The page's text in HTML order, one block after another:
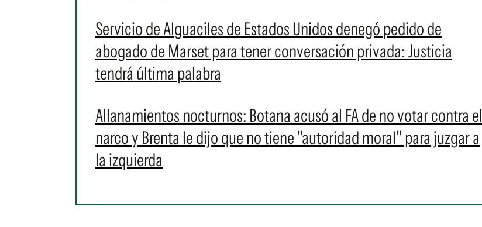
Servicio de Alguaciles de Estados Unidos denegó pedido de
abogado de Marset para tener conversación privada: Justicia
tendrá última palabra
Allanamientos nocturnos: Botana acusó al FA de no votar contra el
narco y Brenta le dijo que no tiene "autoridad moral" para juzgar a
la izquierda